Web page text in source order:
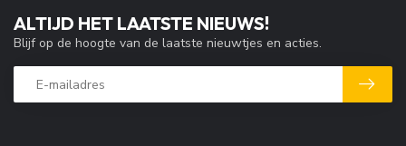
ALTIJD HET LAATSTE NIEUWS!
Blijf op de hoogte van de laatste nieuwtjes en acties.